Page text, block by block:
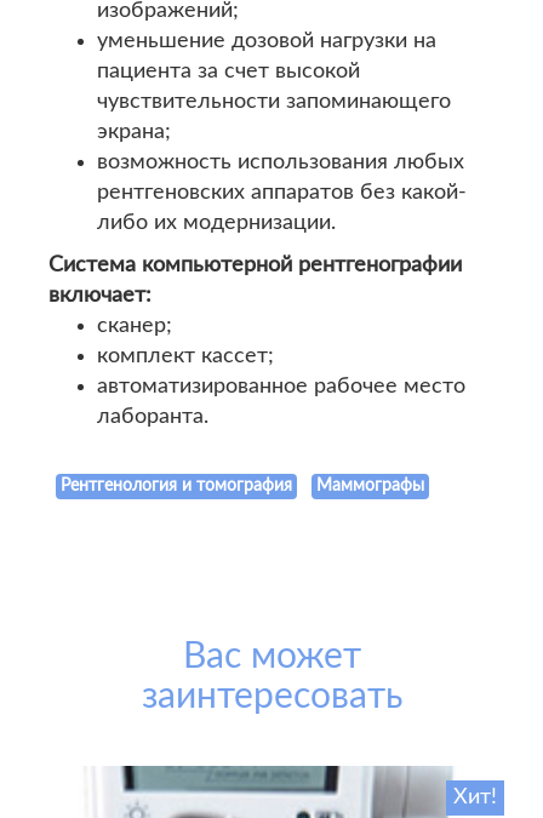
изображений;
уменьшение дозовой нагрузки на
пациента за счет высокой
чувствительности запоминающего
экрана;
возможность использования любых
рентгеновских аппаратов без какой-
либо их модернизации.
Система компьютерной рентгенографии
включает:
сканер;
комплект кассет;
автоматизированное рабочее место
лаборанта.
Рентгенология и томография Маммографы
Вас может
заинтересовать
Хит!